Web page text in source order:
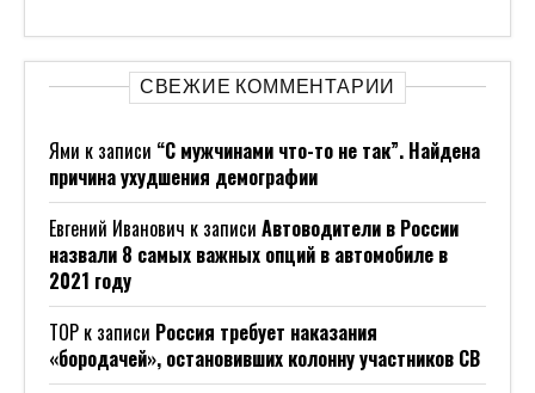
СВЕЖИЕ КОММЕНТАРИИ
Ями к записи “С мужчинами что-то не так”. Найдена
причина ухудшения демографии
Евгений Иванович к записи Автоводители в России
назвали 8 самых важных опций в автомобиле в
2021 году
ТОР к записи Россия требует наказания
«бородачей», остановивших колонну участников СВ